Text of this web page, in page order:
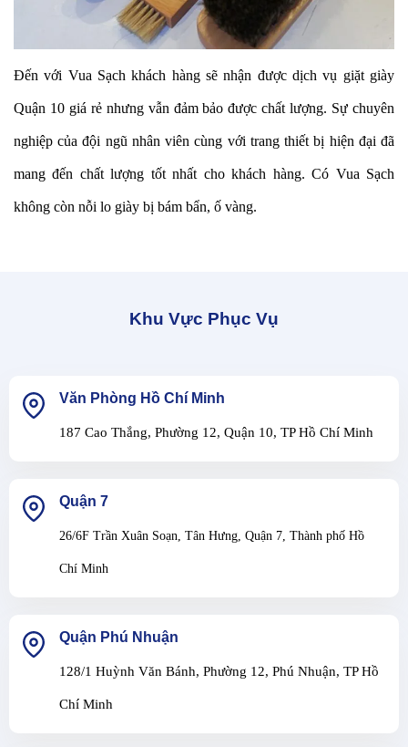
Đến với Vua Sạch khách hàng sẽ nhận được dịch vụ giặt giày
Quận 10 giá rẻ nhưng vẫn đảm bảo được chất lượng. Sự chuyên
nghiệp của đội ngũ nhân viên cùng với trang thiết bị hiện đại đã
mang đến chất lượng tốt nhất cho khách hàng. Có Vua Sạch
không còn nỗi lo giày bị bám bẩn, ố vàng.
Khu Vực Phục Vụ
Văn Phòng Hồ Chí Minh
187 Cao Thắng, Phường 12, Quận 10, TP Hồ Chí Minh
Quận 7
26/6F Trần Xuân Soạn, Tân Hưng, Quận 7, Thành phố Hồ
Chí Minh
Quận Phú Nhuận
128/1 Huỳnh Văn Bánh, Phường 12, Phú Nhuận, TP Hồ
Chí Minh